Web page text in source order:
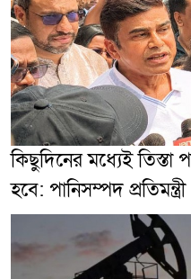
কিছুদিনের মধ্যেই
হবে: পানিসম্পদ প্রতিমন্ত্রী